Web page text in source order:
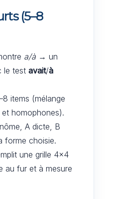
(5–8
a/à → un
le test avait/à
items (mélange
homophones).
A dicte, B
forme choisie.
une grille 4×4
au fur et à mesure